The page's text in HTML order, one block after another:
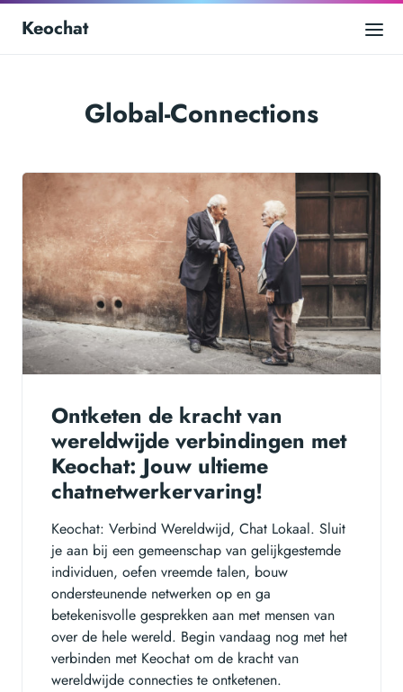
Keochat
Global-Connections
Ontketen de kracht van
wereldwijde verbindingen met
Keochat: Jouw ultieme
chatnetwerkervaring!
Keochat: Verbind Wereldwijd, Chat Lokaal. Sluit
je aan bij een gemeenschap van gelijkgestemde
individuen, oefen vreemde talen, bouw
ondersteunende netwerken op en ga
betekenisvolle gesprekken aan met mensen van
over de hele wereld. Begin vandaag nog met het
verbinden met Keochat om de kracht van
wereldwijde connecties te ontketenen.